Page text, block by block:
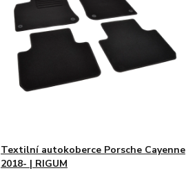
Textilní autokoberce Porsche Cayenne
2018- | RIGUM